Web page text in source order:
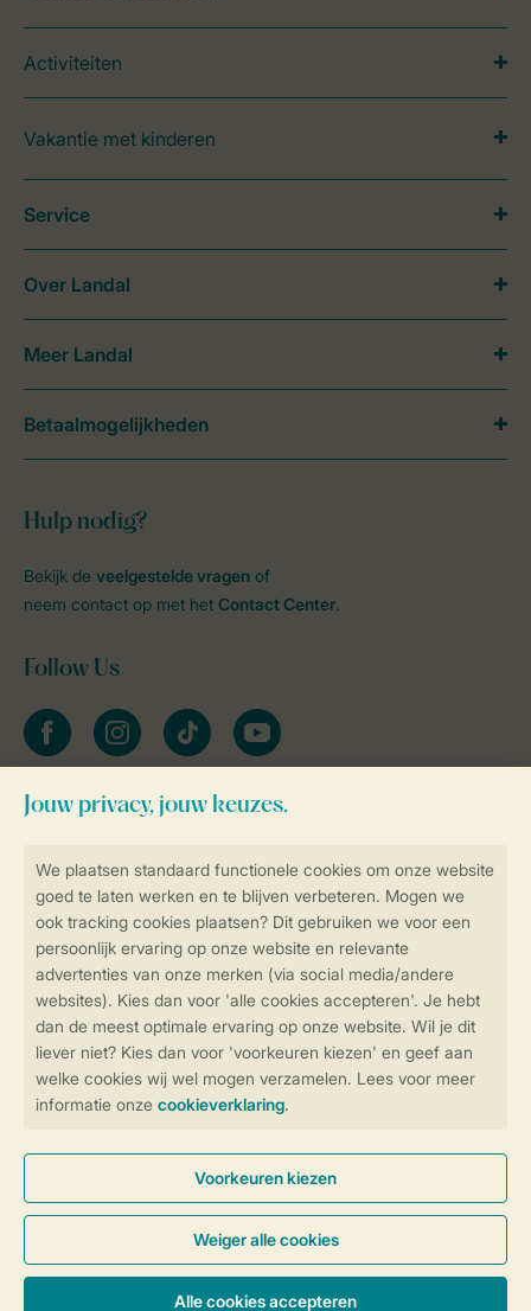
Controle over jouw gegevens &
Instellingen wijzigen
Veilig en snel online boeken
Veilige gegevensoverdracht
Veilige betaling
Activiteiten
Vakantie met kinderen
Hulp nodig?
Bekijk de veelgestelde vragen of
neem contact op met het Contact Center.
Follow Us
facebookinstagramtiktok youtube
Blijf op de hoogte
Service
Over Landal
Meer Landal
Betaalmogelijkheden
Algemene Voorwaarden Privacy Notice
Cookies en banners